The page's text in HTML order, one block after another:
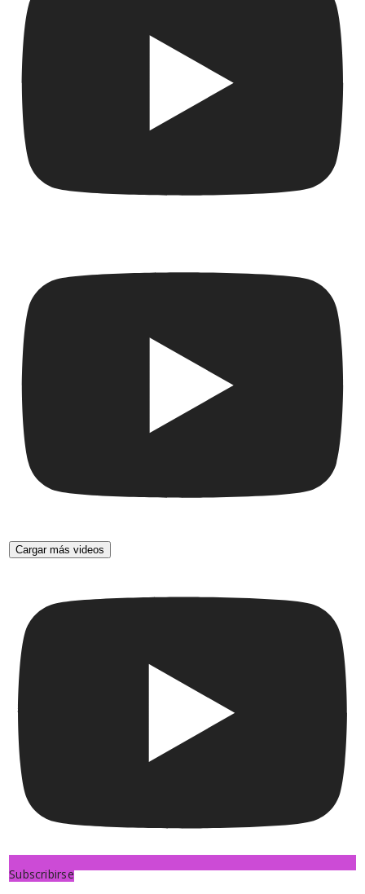
Cargar más videos
Subscribirse